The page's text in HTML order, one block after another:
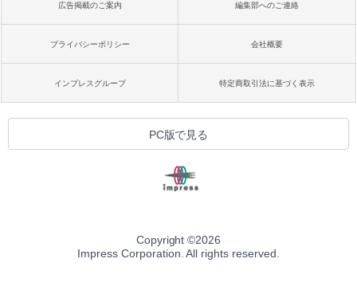
広告掲載のご案内 編集部へのご連絡
プライバシーポリシー 会社概要
インプレスグループ 特定商取引法に基づく表示
PC版で見る
Copyright ©2026
Impress Corporation. All rights reserved.